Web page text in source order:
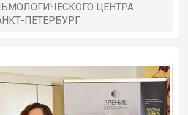
ЦЕНТРА
ПЕТЕРБУРГ